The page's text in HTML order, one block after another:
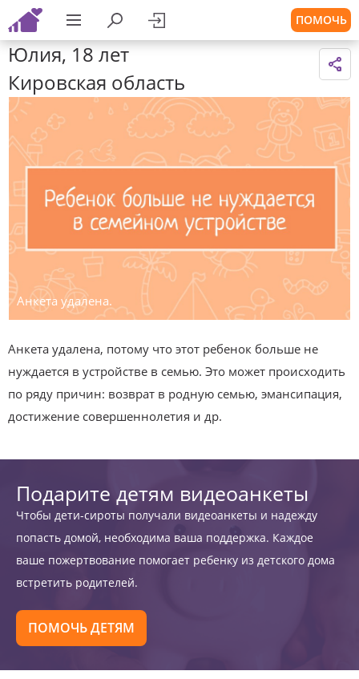
ПОМОЧЬ
Юлия, 18 лет
Кировская область
Анкета удалена.
Анкета удалена, потому что этот ребенок больше не
нуждается в устройстве в семью. Это может происходить
по ряду причин: возврат в родную семью, эмансипация,
достижение совершеннолетия и др.
Подарите детям видеоанкеты
Чтобы дети-сироты получали видеоанкеты и надежду
попасть домой, необходима ваша поддержка. Каждое
ваше пожертвование помогает ребенку из детского дома
встретить родителей.
ПОМОЧЬ ДЕТЯМ